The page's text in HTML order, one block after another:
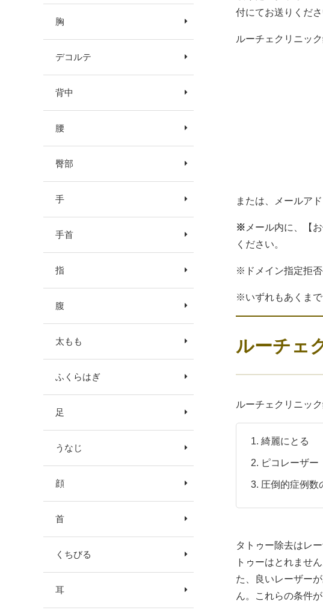
付にてお送りくださ
ルーチェクリニッ
または、メールア
※ メール内に、【
ください。
※ドメイン指定拒否
※いずれもあくまで
ルーチェ
ルーチェクリニッ
綺麗にとる
ピコレーザー
圧倒的症例数
タトゥー除去はレ
トゥーはとれませ
た、良いレーザー
ん。これらの条件
胸
デコルテ
背中
腰
臀部
手
手首
指
腹
太もも
ふくらはぎ
足
うなじ
顔
首
くちびる
耳